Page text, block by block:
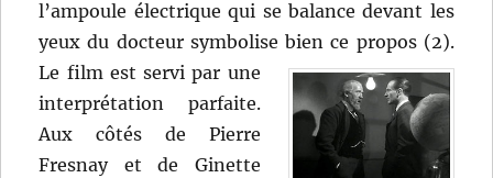
l’ampoule électrique qui se balance devant les
yeux du docteur symbolise bien ce propos (2).
Le film est servi par une
interprétation parfaite.
Aux côtés de Pierre
Fresnay et de Ginette